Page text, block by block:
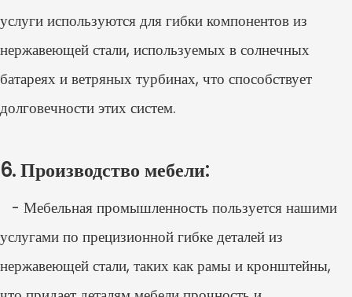
услуги используются для гибки компонентов из
нержавеющей стали, используемых в солнечных
батареях и ветряных турбинах, что способствует
долговечности этих систем.
6. Производство мебели:
- Мебельная промышленность пользуется нашими
услугами по прецизионной гибке деталей из
нержавеющей стали, таких как рамы и кронштейны,